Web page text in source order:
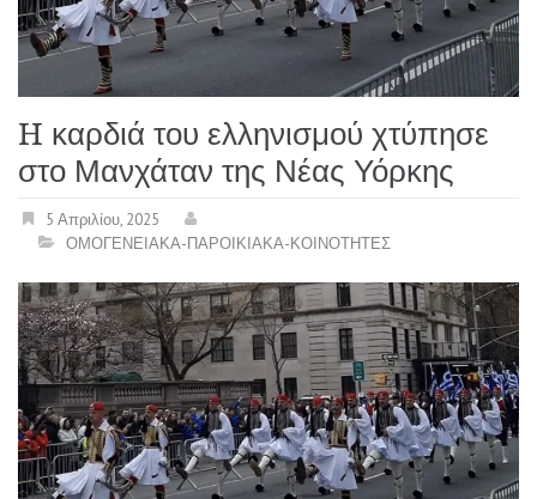
H καρδιά του ελληνισμού χτύπησε
στο Μανχάταν της Νέας Υόρκης
5 Απριλίου, 2025
ΟΜΟΓΕΝΕΙΑΚΑ-ΠΑΡΟΙΚΙΑΚΑ-ΚΟΙΝΟΤΗΤΕΣ